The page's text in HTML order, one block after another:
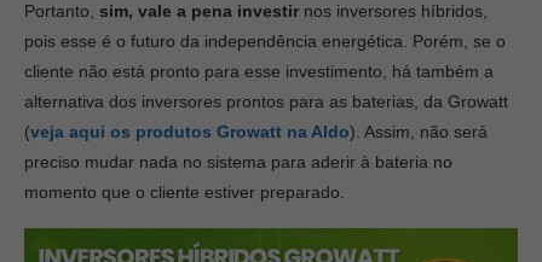
Portanto, sim, vale a pena investir nos inversores híbridos,
pois esse é o futuro da independência energética. Porém, se o
cliente não está pronto para esse investimento, há também a
alternativa dos inversores prontos para as baterias, da Growatt
(veja aqui os produtos Growatt na Aldo). Assim, não será
preciso mudar nada no sistema para aderir à bateria no
momento que o cliente estiver preparado.